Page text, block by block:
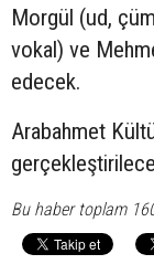
Morgül (ud,
vokal) ve
edecek.
Arabahmet
Bu haber toplam